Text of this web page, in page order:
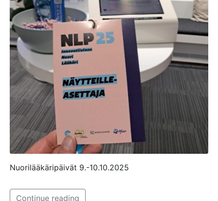
Nuorilääkäripäivät 9.-10.10.2025
Continue reading